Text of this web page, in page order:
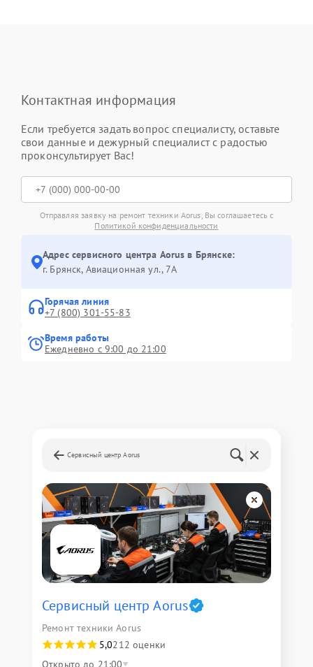
Контактная информация
Если требуется задать вопрос специалисту, оставьте
свои данные и дежурный специалист с радостью
проконсультирует Вас!
Отправляя заявку на ремонт техники Aorus, Вы соглашаетесь с
Политикой конфиденциальности
Адрес сервисного центра Aorus в Брянске:
г. Брянск, Авиационная ул., 7А
Горячая линия
+7 (800) 301-55-83
Время работы
Ежедневно с 9:00 до 21:00
Сервисный центр Aorus
Сервисный центр Aorus
Ремонт техники Aorus
5,0212 оценки